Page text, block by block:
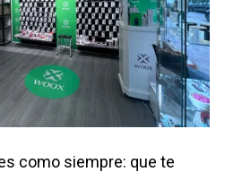
como siempre: que te